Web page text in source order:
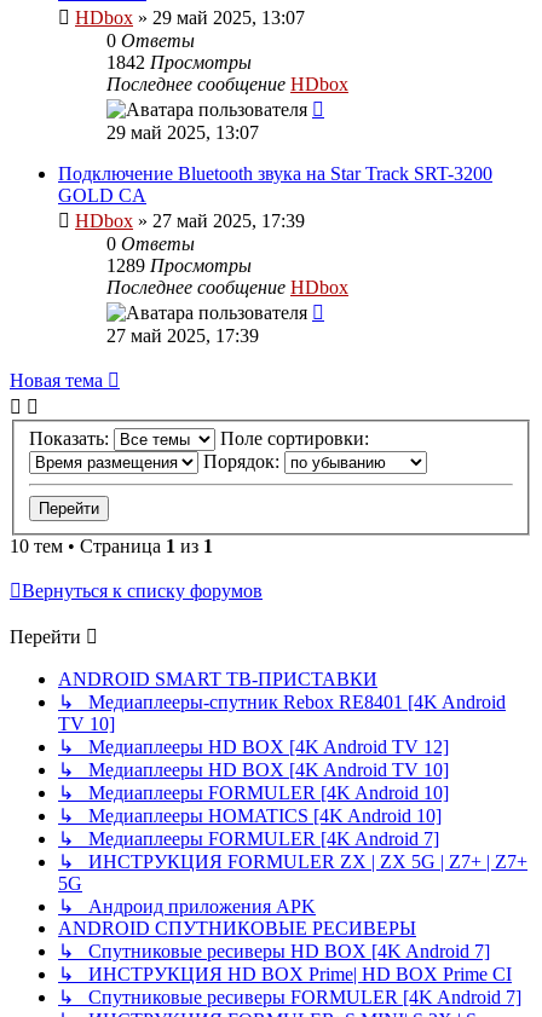
HDbox » 29 май 2025, 13:07
0 Ответы
1842 Просмотры
Последнее сообщение HDbox
29 май 2025, 13:07
Подключение Bluetooth звука на Star Track SRT-3200
GOLD CA
HDbox » 27 май 2025, 17:39
0 Ответы
1289 Просмотры
Последнее сообщение HDbox
27 май 2025, 17:39
Новая тема
Показать:
Поле сортировки:
Порядок:
10 тем • Страница 1 из 1
Вернуться к списку форумов
Перейти
ANDROID SMART ТВ-ПРИСТАВКИ
↳ Медиаплееры-спутник Rebox RE8401 [4K Android
TV 10]
↳ Медиаплееры HD BOX [4K Android TV 12]
↳ Медиаплееры HD BOX [4K Android TV 10]
↳ Медиаплееры FORMULER [4K Android 10]
↳ Медиаплееры HOMATICS [4K Android 10]
↳ Медиаплееры FORMULER [4K Android 7]
↳ ИНСТРУКЦИЯ FORMULER ZX | ZX 5G | Z7+ | Z7+
5G
↳ Андроид приложения APK
ANDROID СПУТНИКОВЫЕ РЕСИВЕРЫ
↳ Спутниковые ресиверы HD BOX [4K Android 7]
↳ ИНСТРУКЦИЯ HD BOX Prime| HD BOX Prime CI
↳ Спутниковые ресиверы FORMULER [4K Android 7]